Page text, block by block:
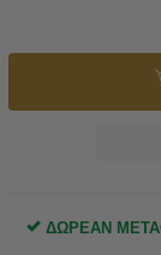
ΔΩΡΕΑΝ